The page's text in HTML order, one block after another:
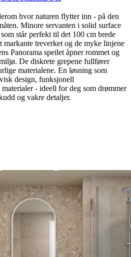
hvor naturen flytter inn - på den
Minore servanten i solid surface
står perfekt til det 100 cm brede
treverket og de myke linjene
Panorama speilet åpner rommet og
De diskrete grepene fullfører
materialene. En løsning som
design, funksjonell
- ideell for deg som drømmer
og vakre detaljer.